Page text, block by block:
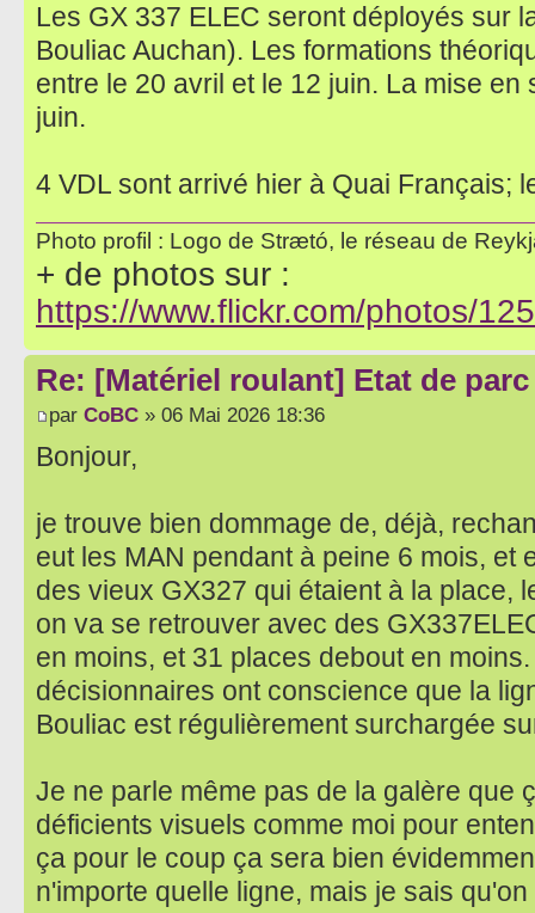
Les GX 337 ELEC seront déployés sur
Bouliac Auchan). Les formations
entre le 20 avril et le 12 juin. La mise
juin.
4 VDL sont arrivé hier à Quai Français;
Photo profil : Logo de Strætó, le réseau de
+ de photos sur :
https://www.flickr.com/photos/
Re: [Matériel roulant] Etat de
par CoBC » 06 Mai 2026 18:36
Bonjour,
je trouve bien dommage de, déjà,
eut les MAN pendant à peine 6 mois, et
des vieux GX327 qui étaient à la place,
on va se retrouver avec des
en moins, et 31 places debout en
décisionnaires ont conscience que la
Bouliac est régulièrement surchargée
Je ne parle même pas de la galère que
déficients visuels comme moi pour
ça pour le coup ça sera bien
n'importe quelle ligne, mais je sais